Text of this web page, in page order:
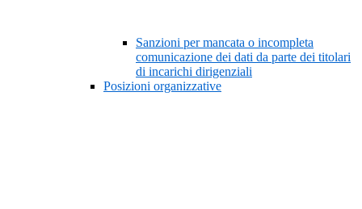
Sanzioni per mancata o incompleta
comunicazione dei dati da parte dei titolari
di incarichi dirigenziali
Posizioni organizzative